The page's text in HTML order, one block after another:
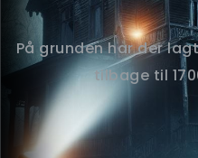
På grunden har der
tilbage til